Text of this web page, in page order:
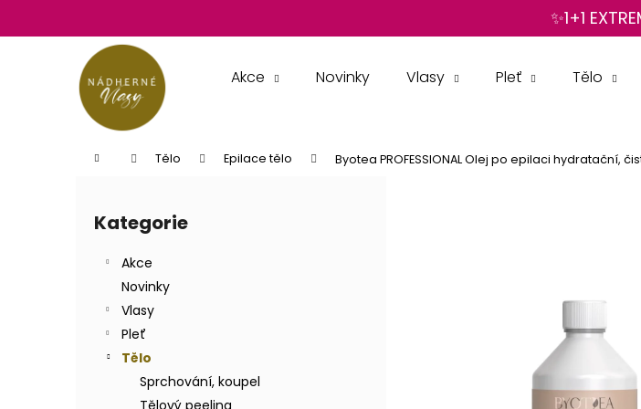
obsah
✨1+1
Akce Novinky Vlasy Pleť Tělo
Domů Tělo Epilace tělo Byotea PROFESSIONAL Olej po epilaci hydratační,
Přeskočit
kategorie
Kategorie
Akce
Novinky
Vlasy
Pleť
Tělo
Sprchování, koupel
Tělový peeling
o
obchodu
obchodu